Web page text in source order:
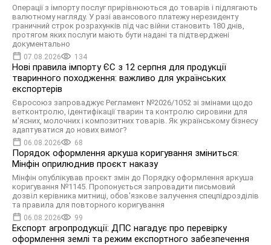
Операції з імпорту послуг прирівнюються до товарів і підлягають
валютному нагляду. У разі авансового платежу нерезиденту
граничний строк розрахунків під час війни становить 180 днів,
протягом яких послуги мають бути надані та підтверджені
документально
07.08.2026 134
Нові правила імпорту ЄС з 12 серпня для продукції
тваринного походження: важливо для українських
експортерів
Євросоюз запроваджує Регламент №2026/1052 зі змінами щодо
ветконтролю, ідентифікації тварин та контролю сировини для
м'ясних, молочних і композитних товарів. Як українському бізнесу
адаптуватися до нових вимог?
06.08.2026 68
Порядок оформлення аркуша коригування зміниться:
Мінфін оприлюднив проєкт наказу
Мінфін опублікував проєкт змін до Порядку оформлення аркуша
коригування №1145. Пропонується запровадити письмовий
дозвіл керівника митниці, обов'язкове залучення спецпідрозділів
та правила для повторного коригування
06.08.2026 99
Експорт агропродукції: ДПС нагадує про перевірку
оформлення землі та режим експортного забезпечення